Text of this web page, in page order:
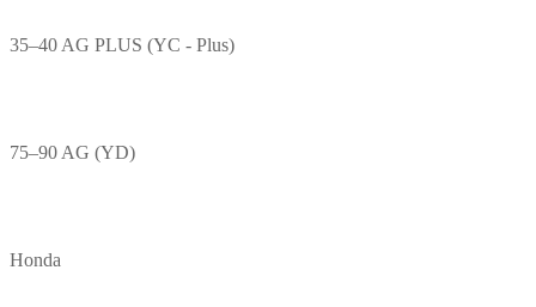
35–40 AG PLUS (YC - Plus)
75–90 AG (YD)
Honda